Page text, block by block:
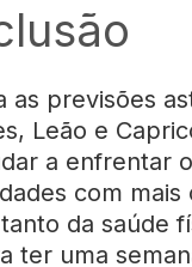
as previsões
Leão e
a enfrentar
com
da saúde
ter uma